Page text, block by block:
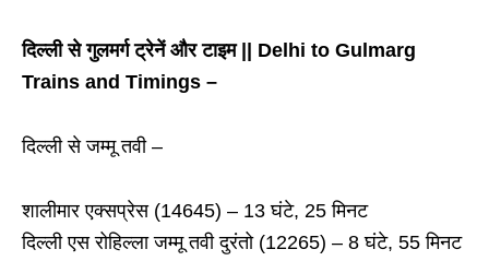
दिल्ली से गुलमर्ग ट्रेनें और टाइम || Delhi to Gulmarg
Trains and Timings –
दिल्ली से जम्मू तवी –
शालीमार एक्सप्रेस (14645) – 13 घंटे, 25 मिनट
दिल्ली एस रोहिल्ला जम्मू तवी दुरंतो (12265) – 8 घंटे, 55 मिनट